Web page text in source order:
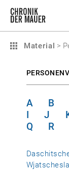
Material >
A B
I
J
Q
R